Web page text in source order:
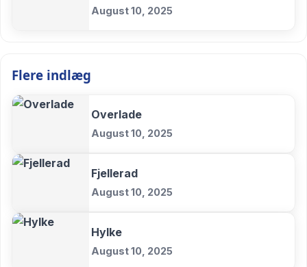
August 10, 2025
Flere indlæg
Overlade
August 10, 2025
Fjellerad
August 10, 2025
Hylke
August 10, 2025